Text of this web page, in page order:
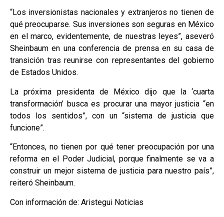
“Los inversionistas nacionales y extranjeros no tienen de
qué preocuparse. Sus inversiones son seguras en México
en el marco, evidentemente, de nuestras leyes”, aseveró
Sheinbaum en una conferencia de prensa en su casa de
transición tras reunirse con representantes del gobierno
de Estados Unidos.
La próxima presidenta de México dijo que la ‘cuarta
transformación’ busca es procurar una mayor justicia “en
todos los sentidos”, con un “sistema de justicia que
funcione”.
“Entonces, no tienen por qué tener preocupación por una
reforma en el Poder Judicial, porque finalmente se va a
construir un mejor sistema de justicia para nuestro país”,
reiteró Sheinbaum.
Con información de: Aristegui Noticias